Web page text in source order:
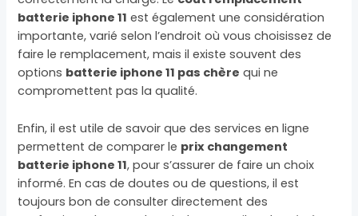
batterie iphone 11 est également une considération
importante, varié selon l’endroit où vous choisissez de
faire le remplacement, mais il existe souvent des
options batterie iphone 11 pas chère qui ne
compromettent pas la qualité.
Enfin, il est utile de savoir que des services en ligne
permettent de comparer le prix changement
batterie iphone 11, pour s’assurer de faire un choix
informé. En cas de doutes ou de questions, il est
toujours bon de consulter directement des